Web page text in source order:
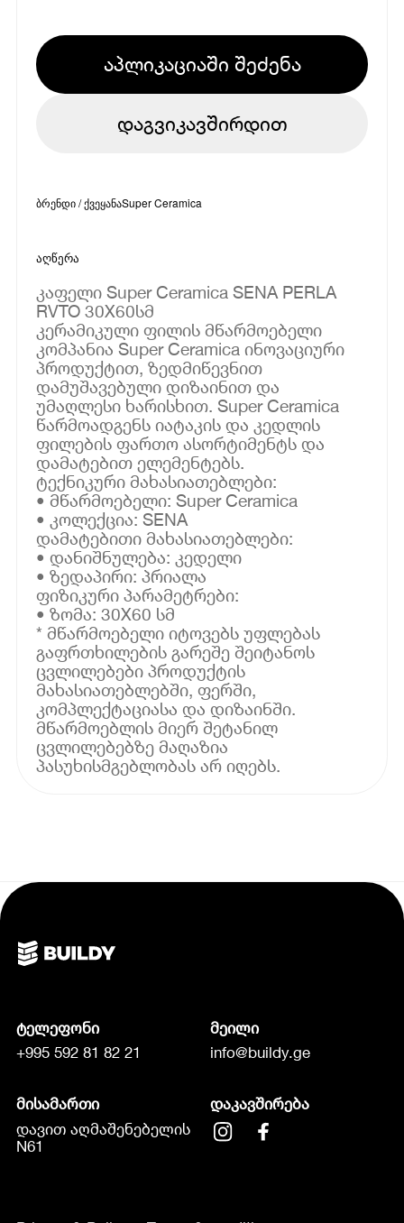
აპლიკაციაში შეძენა
დაგვიკავშირდით
ბრენდი / ქვეყანაSuper Ceramica
აღწერა
კაფელი Super Ceramica SENA PERLA
RVTO 30X60სმ
კერამიკული ფილის მწარმოებელი
კომპანია Super Ceramica ინოვაციური
პროდუქტით, ზედმიწევნით
დამუშავებული დიზაინით და
უმაღლესი ხარისხით. Super Ceramica
წარმოადგენს იატაკის და კედლის
ფილების ფართო ასორტიმენტს და
დამატებით ელემენტებს.
ტექნიკური მახასიათებლები:
• მწარმოებელი: Super Ceramica
• კოლექცია: SENA
დამატებითი მახასიათებლები:
• დანიშნულება: კედელი
• ზედაპირი: პრიალა
ფიზიკური პარამეტრები:
• ზომა: 30X60 სმ
* მწარმოებელი იტოვებს უფლებას
გაფრთხილების გარეშე შეიტანოს
ცვლილებები პროდუქტის
მახასიათებლებში, ფერში,
კომპლექტაციასა და დიზაინში.
მწარმოებლის მიერ შეტანილ
ცვლილებებზე მაღაზია
პასუხისმგებლობას არ იღებს.
ტელეფონი
+995 592 81 82 21
მეილი
info@buildy.ge
მისამართი
დავით აღმაშენებელის
N61
დაკავშირება